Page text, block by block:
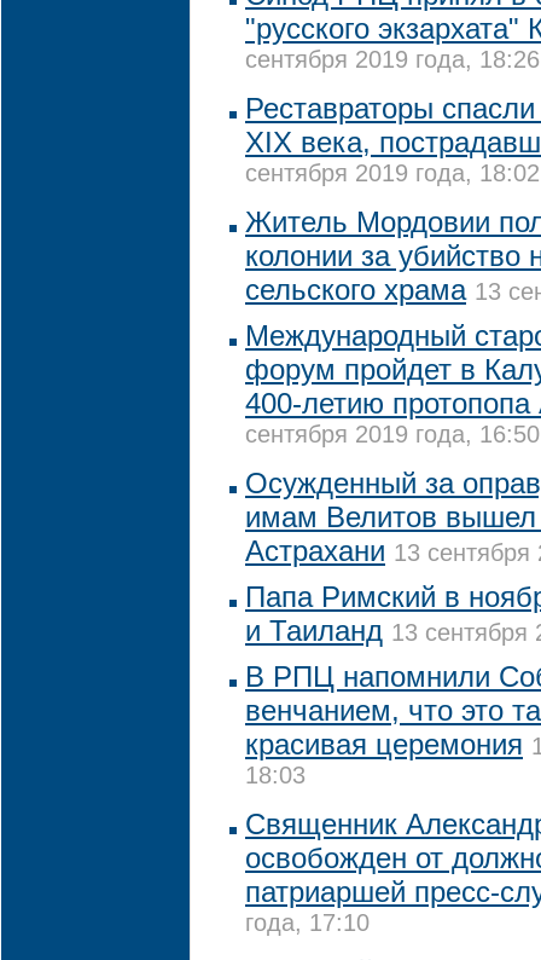
"русского экзархата"
сентября 2019 года, 18:26
Реставраторы спасли
XIX века,
сентября 2019 года, 18:02
Житель Мордовии
колонии за убийство
сельского храма 13
Международный
форум пройдет в
400-летию
сентября 2019 года, 16:50
Осужденный за
имам Велитов вышел
Астрахани 13 сентября
Папа Римский в
и Таиланд 13 сентября
В РПЦ напомнили
венчанием, что это
красивая церемония
18:03
Священник
освобожден от
патриаршей пресс-
года, 17:10